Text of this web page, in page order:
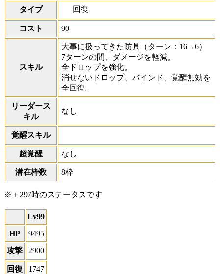
タイプ 回復
コスト 90
スキル
大事に扱ってきた防具 （ターン：16→6）
7ターンの間、ダメージを軽減。
全ドロップを強化。
消せないドロップ、バインド、覚醒無効を
全回復。
リーダース
キル
なし
覚醒スキル
超覚醒 なし
潜在枠数 8枠
※＋297時のステータスです
Lv99
HP
9495
攻撃 2900
回復 1747